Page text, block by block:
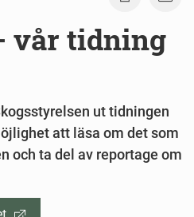
vår tidning
ut tidningen
att läsa om det som
och ta del av reportage om